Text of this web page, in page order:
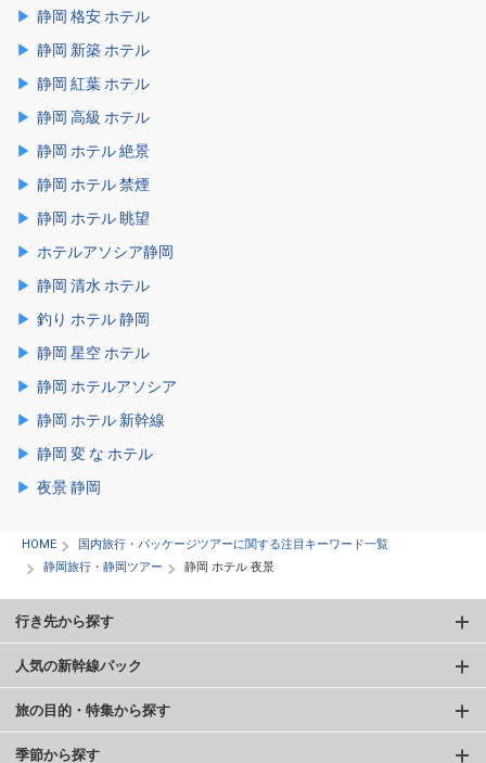
静岡 格安 ホテル
静岡 新築 ホテル
静岡 紅葉 ホテル
静岡 高級 ホテル
静岡 ホテル 絶景
静岡 ホテル 禁煙
静岡 ホテル 眺望
ホテルアソシア静岡
静岡 清水 ホテル
釣り ホテル 静岡
静岡 星空 ホテル
静岡 ホテルアソシア
静岡 ホテル 新幹線
静岡 変 な ホテル
夜景 静岡
HOME
国内旅行・パッケージツアーに関する注目キーワード一覧
静岡旅行・静岡ツアー
静岡 ホテル 夜景
行き先から探す
人気の新幹線パック
旅の目的・特集から探す
季節から探す